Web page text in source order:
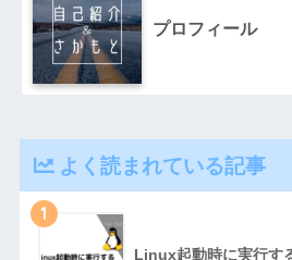
プロフィール
よく読まれている記事
1
Linux起動時に実行す